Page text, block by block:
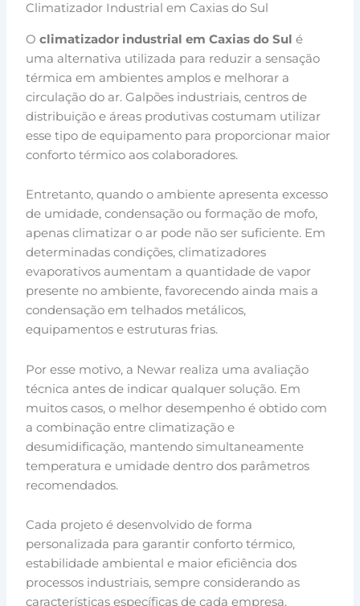
Climatizador Industrial em Caxias do Sul
Oclimatizador industrial em Caxias do Sul é
uma alternativa utilizada para reduzir a sensação
térmica em ambientes amplos e melhorar a
circulação do ar. Galpões industriais, centros de
distribuição e áreas produtivas costumam utilizar
esse tipo de equipamento para proporcionar maior
conforto térmico aos colaboradores.
Entretanto, quando o ambiente apresenta excesso
de umidade, condensação ou formação de mofo,
apenas climatizar o ar pode não ser suficiente. Em
determinadas condições, climatizadores
evaporativos aumentam a quantidade de vapor
presente no ambiente, favorecendo ainda mais a
condensação em telhados metálicos,
equipamentos e estruturas frias.
Por esse motivo, a Newar realiza uma avaliação
técnica antes de indicar qualquer solução. Em
muitos casos, o melhor desempenho é obtido com
a combinação entre climatização e
desumidificação, mantendo simultaneamente
temperatura e umidade dentro dos parâmetros
recomendados.
Cada projeto é desenvolvido de forma
personalizada para garantir conforto térmico,
estabilidade ambiental e maior eficiência dos
processos industriais, sempre considerando as
características específicas de cada empresa.